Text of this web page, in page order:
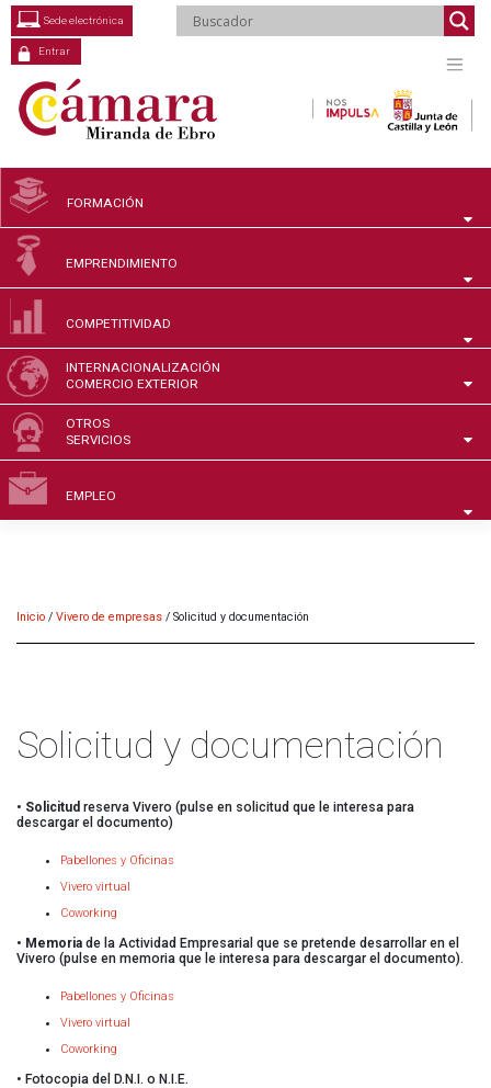
Saltar
contenido
Entrar
Sede electrónica
FORMACIÓN
EMPRENDIMIENTO
COMPETITIVIDAD
INTERNACIONALIZACIÓN
COMERCIO EXTERIOR
OTROS
SERVICIOS
EMPLEO
Inicio / Vivero de empresas / Solicitud y documentación
Solicitud y documentación
• Solicitud reserva Vivero (pulse en solicitud que le interesa para
descargar el documento)
Pabellones y Oficinas
Vivero virtual
Coworking
• Memoria de la Actividad Empresarial que se pretende desarrollar en el
Vivero (pulse en memoria que le interesa para descargar el documento).
Pabellones y Oficinas
Vivero virtual
Coworking
• Fotocopia del D.N.I. o N.I.E.